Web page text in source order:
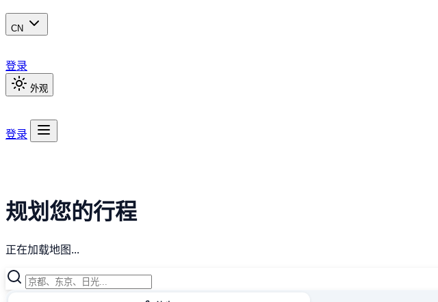
CN
登录
外观
登录
规划您的行程
正在加载地图...